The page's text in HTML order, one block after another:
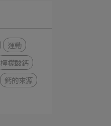
運動
檸檬酸鈣
鈣的來源